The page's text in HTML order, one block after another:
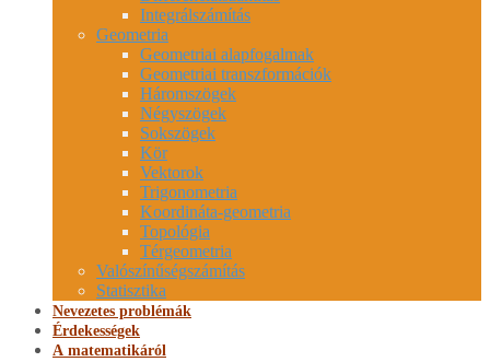
Integrálszámítás
Geometria
Geometriai alapfogalmak
Geometriai transzformációk
Háromszögek
Négyszögek
Sokszögek
Kör
Vektorok
Trigonometria
Koordináta-geometria
Topológia
Térgeometria
Valószínűségszámítás
Statisztika
Nevezetes problémák
Érdekességek
A matematikáról